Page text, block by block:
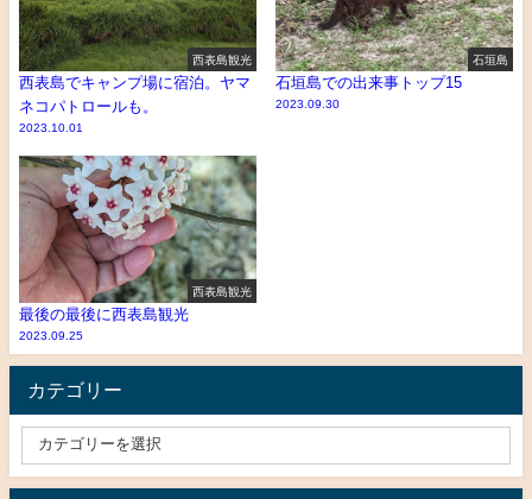
西表島観光
西表島でキャンプ場に宿泊。ヤマ
ネコパトロールも。
2023.10.01
石垣島
石垣島での出来事トップ15
2023.09.30
西表島観光
最後の最後に西表島観光
2023.09.25
カテゴリー